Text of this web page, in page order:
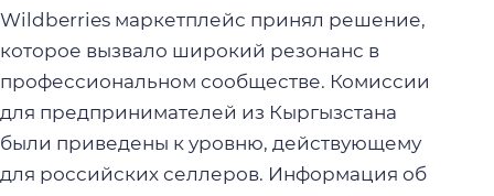
Wildberries маркетплейс принял решение,
которое вызвало широкий резонанс в
профессиональном сообществе. Комиссии
для предпринимателей из Кыргызстана
были приведены к уровню, действующему
для российских селлеров. Информация об